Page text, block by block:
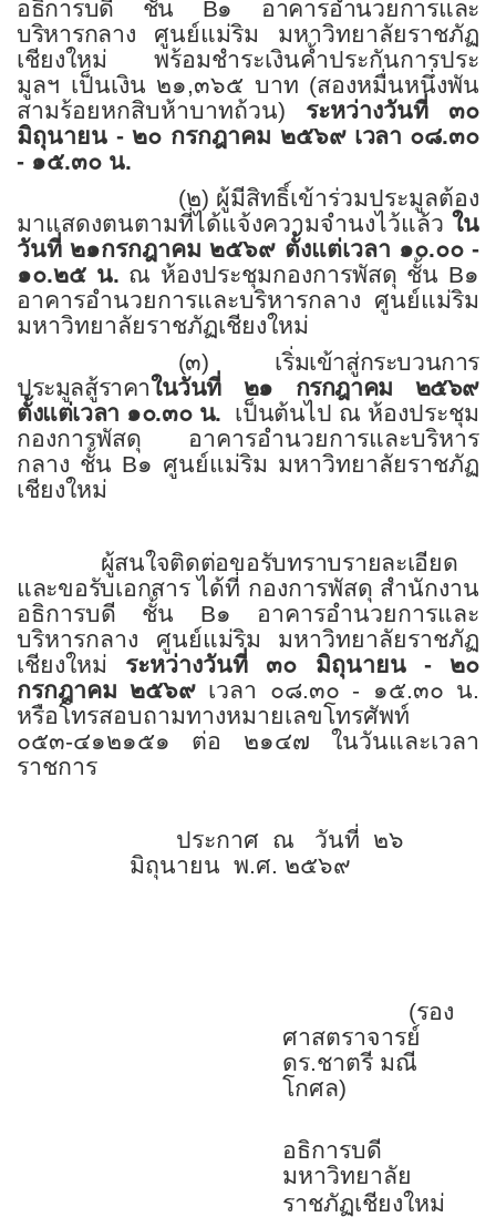
อธิการบดี ชั้น B๑
อาคารอำนวยการและ
บริหารกลาง ศูนย์แม่ริม มหาวิทยาลัยราชภัฏ
เชียงใหม่ พร้อมชำระเงินค้ำประกันการประ
มูลฯ เป็นเงิน ๒๑,๓๖๕ บาท (สองหมื่นหนึ่งพัน
สามร้อยหกสิบห้าบาทถ้วน) ระหว่างวันที่ ๓๐
มิถุนายน - ๒๐ กรกฎาคม ๒๕๖๙เวลา ๐๘.๓๐
- ๑๕.๓๐ น.
(๒) ผู้มีสิทธิ์เข้าร่วมประมูลต้อง
มาแสดงตนตามที่ได้แจ้งความจำนงไว้แล้ว ใน
วันที่ ๒๑กรกฎาคม ๒๕๖๙ ตั้งแต่เวลา ๑๐.๐๐ -
๑๐.๒๕ น. ณ ห้องประชุมกองการพัสดุ ชั้น B๑
อาคารอำนวยการและบริหารกลาง ศูนย์แม่ริม
มหาวิทยาลัยราชภัฏเชียงใหม่
(๓) เริ่มเข้าสู่กระบวนการ
ประมูลสู้ราคาในวันที่ ๒๑ กรกฎาคม ๒๕๖๙
ตั้งแต่เวลา ๑๐.๓๐ น. เป็นต้นไป ณ ห้องประชุม
กองการพัสดุ อาคารอำนวยการและบริหาร
กลาง ชั้น B๑ ศูนย์แม่ริม มหาวิทยาลัยราชภัฏ
เชียงใหม่
ผู้สนใจติดต่อขอรับทราบรายละเอียด
และขอรับเอกสารได้ที่ กองการพัสดุ สำนักงาน
อธิการบดี ชั้น B๑ อาคารอำนวยการและ
บริหารกลาง ศูนย์แม่ริม มหาวิทยาลัยราชภัฏ
เชียงใหม่ ระหว่างวันที่ ๓๐ มิถุนายน - ๒๐
กรกฎาคม ๒๕๖๙ เวลา ๐๘.๓๐ - ๑๕.๓๐ น.
หรือโทรสอบถามทางหมายเลขโทรศัพท์
๐๕๓-๔๑๒๑๕๑ ต่อ ๒๑๔๗ ในวันและเวลา
ราชการ
ประกาศ ณ วันที่ ๒๖
มิถุนายน พ.ศ. ๒๕๖๙
(รอง
ศาสตราจารย์
ดร.ชาตรี มณี
โกศล)
อธิการบดี
มหาวิทยาลัย
ราชภัฏเชียงใหม่